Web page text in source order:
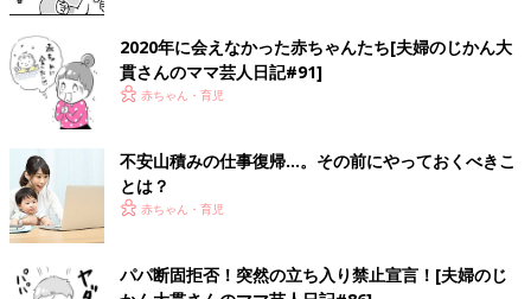
＜Amazonで詳しく見る＞
前の話
怪奇現象？3人のパパ
さんのママ芸人日記
#53】
婦のじかん大貫さんの
ママ芸人日記#55】
2020年に会えなかった赤ちゃんたち[夫婦のじかん大
貫さんのママ芸人日記#91]
赤ちゃん・育児
不安山積みの仕事復帰…。その前にやっておくべきこ
とは？
赤ちゃん・育児
パパ断固拒否！突然の立ち入り禁止宣言！[夫婦のじ